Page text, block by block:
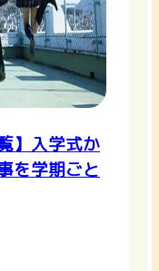
】入学式か
を学期ごと